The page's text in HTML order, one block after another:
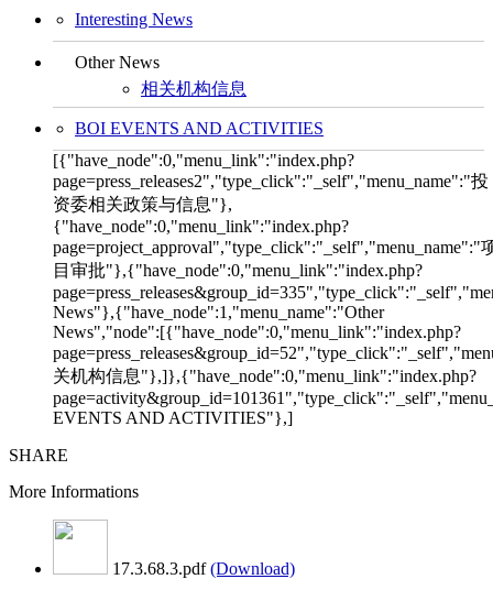
Interesting News
Other News
相关机构信息
BOI EVENTS AND ACTIVITIES
[{"have_node":0,"menu_link":"index.php?
page=press_releases2","type_click":"_self","menu_name":"投
资委相关政策与信息"},
{"have_node":0,"menu_link":"index.php?
page=project_approval","type_click":"_self","menu_name":"
目审批"},{"have_node":0,"menu_link":"index.php?
News"},{"have_node":1,"menu_name":"Other
News","node":[{"have_node":0,"menu_link":"index.php?
关机构信息"},]},{"have_node":0,"menu_link":"index.php?
EVENTS AND ACTIVITIES"},]
SHARE
More Informations
17.3.68.3.pdf (Download)